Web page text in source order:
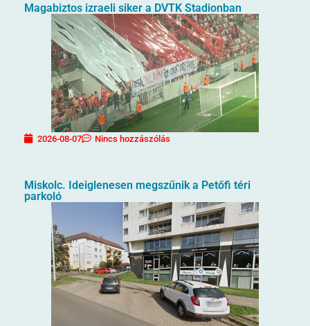
Magabiztos izraeli siker a DVTK Stadionban
2026-08-07 Nincs hozzászólás
Miskolc. Ideiglenesen megszűnik a Petőfi téri
parkoló